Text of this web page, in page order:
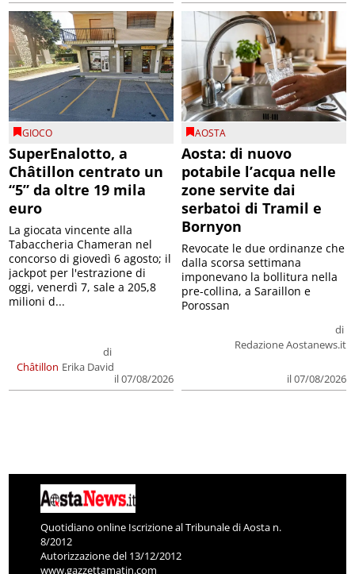
GIOCO
SuperEnalotto, a
Châtillon centrato un
“5” da oltre 19 mila
euro
Châtillon
di
Erika David
il 07/08/2026
La giocata vincente alla
Tabaccheria Chameran nel
concorso di giovedì 6 agosto; il
jackpot per l'estrazione di
oggi, venerdì 7, sale a 205,8
milioni d...
AOSTA
Aosta: di nuovo
potabile l’acqua nelle
zone servite dai
serbatoi di Tramil e
Bornyon
di
Redazione Aostanews.it
il 07/08/2026
Revocate le due ordinanze che
dalla scorsa settimana
imponevano la bollitura nella
pre-collina, a Saraillon e
Porossan
Quotidiano online Iscrizione al Tribunale di Aosta n.
8/2012
Autorizzazione del 13/12/2012
www.gazzettamatin.com